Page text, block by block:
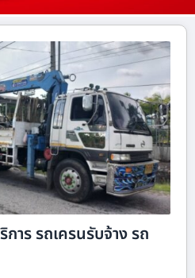
การ รถเครนรับจ้าง รถ